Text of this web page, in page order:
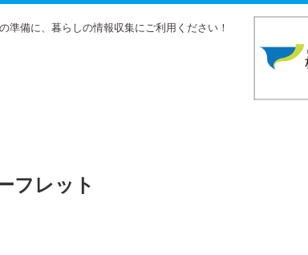
備に、暮らしの情報収集にご利用ください！
フレット